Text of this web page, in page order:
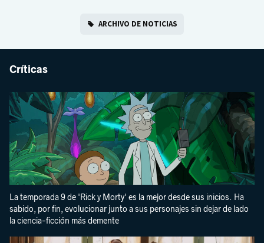
ARCHIVO DE NOTICIAS
Críticas
La temporada 9 de 'Rick y Morty' es la mejor desde sus inicios. Ha
sabido, por fin, evolucionar junto a sus personajes sin dejar de lado
la ciencia-ficción más demente